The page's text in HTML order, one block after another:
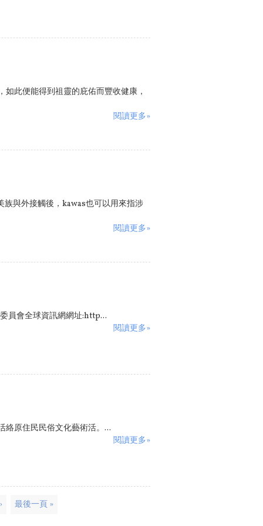
此便能得到祖靈的庇佑而豐收健康，
閱讀更多»
與外接觸後，kawas也可以用來指涉
閱讀更多»
員會全球資訊網網址:http...
閱讀更多»
絡原住民民俗文化藝術活。...
閱讀更多»
最後一頁 »